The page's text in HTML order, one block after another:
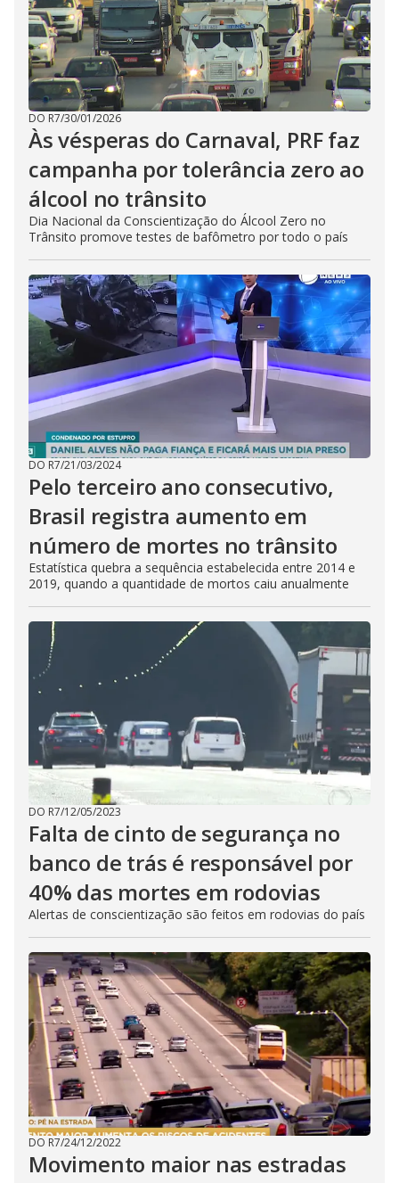
DO R7/30/01/2026
Às vésperas do Carnaval, PRF faz
campanha por tolerância zero ao
álcool no trânsito
Dia Nacional da Conscientização do Álcool Zero no
Trânsito promove testes de bafômetro por todo o país
DO R7/21/03/2024
Pelo terceiro ano consecutivo,
Brasil registra aumento em
número de mortes no trânsito
Estatística quebra a sequência estabelecida entre 2014 e
2019, quando a quantidade de mortos caiu anualmente
DO R7/12/05/2023
Falta de cinto de segurança no
banco de trás é responsável por
40% das mortes em rodovias
Alertas de conscientização são feitos em rodovias do país
DO R7/24/12/2022
Movimento maior nas estradas